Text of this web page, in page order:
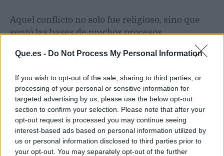
Que.es - Do Not Process My Personal Information
If you wish to opt-out of the sale, sharing to third parties, or
processing of your personal or sensitive information for
targeted advertising by us, please use the below opt-out
section to confirm your selection. Please note that after your
opt-out request is processed you may continue seeing
interest-based ads based on personal information utilized by
us or personal information disclosed to third parties prior to
your opt-out. You may separately opt-out of the further
Aquel conflicto no solo fue religioso, sino que
sentó las bases de muchos procesos
continente. La intervención deSan Fidelen
cuando se defienden con la propia vida, tienen
un poder de permanencia que los tratados
firmados en papel rara vez consiguen alcanzar.
Dato
Histórico
Detalle de
San Fidel
Impacto en el
Santoral